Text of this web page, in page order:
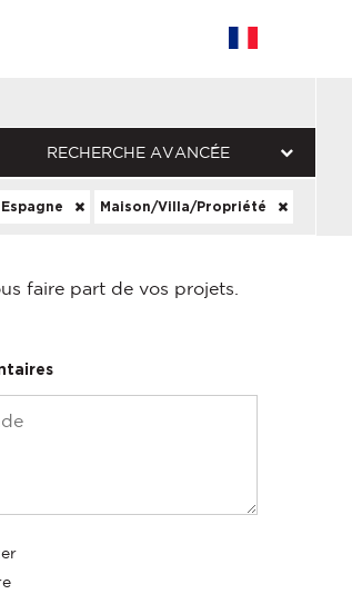
RECHERCHE AVANCÉE
Maison/Villa/Propriété
faire part de vos projets.